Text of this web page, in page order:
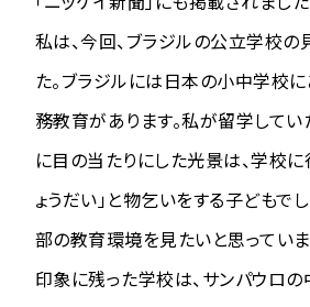
私は、今回、ブラジルの公立学校の
た。ブラジルには日本の小中学校
務教育があります。私が留学してい
に目の当たりにした光景は、学校
ょうだい」と物乞いをする子どもで
部の教育環境を見たいと思っていま
印象に残った学校は、サンパウロ